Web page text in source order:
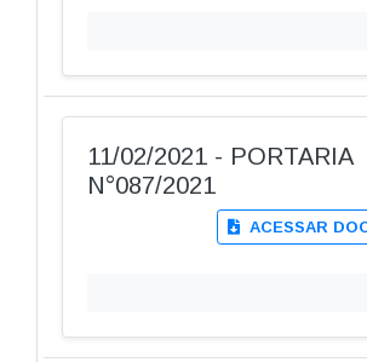
11/02/2021 - PORTARIA
N°087/2021
ACESSAR